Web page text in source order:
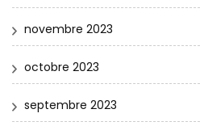
novembre 2023
octobre 2023
septembre 2023